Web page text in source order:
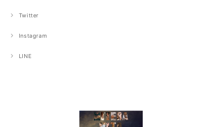
Twitter
Instagram
LINE